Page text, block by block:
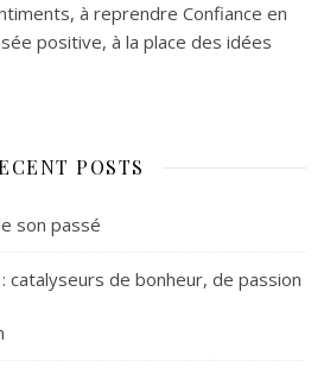
à reprendre Confiance en
positive, à la place des idées
POSTS
son passé
de bonheur, de passion